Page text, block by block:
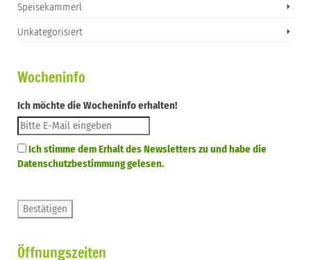
Speisekammerl
Unkategorisiert
Wocheninfo
Ich möchte die Wocheninfo erhalten!
Ich stimme dem Erhalt des Newsletters zu und habe die
Datenschutzbestimmung gelesen.
Öffnungszeiten